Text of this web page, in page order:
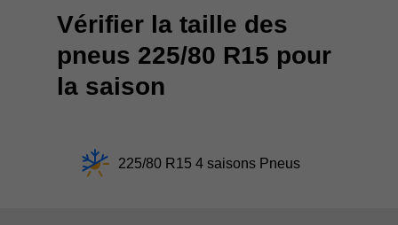
Vérifier la taille des
pneus 225/80 R15 pour
la saison
225/80 R15 4 saisons Pneus